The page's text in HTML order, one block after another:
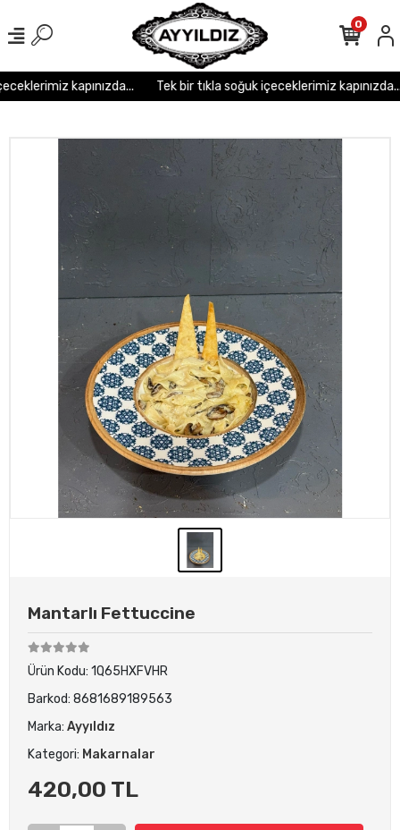
kapınızda... Tek bir tıkla soğuk içeceklerimiz kapınızda...
0
Mantarlı Fettuccine
Ürün Kodu: 1Q65HXFVHR
Barkod: 8681689189563
Marka: Ayyıldız
Kategori: Makarnalar
420,00 TL